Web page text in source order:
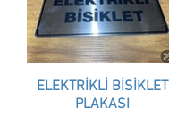
Hızlı Bakış
ELEKTRİKLİ BİSİKLET
PLAKASI